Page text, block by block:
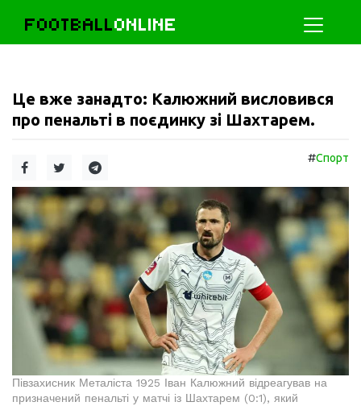
FOOTBALLONLINE
Це вже занадто: Калюжний висловився
про пенальті в поєдинку зі Шахтарем.
#Спорт
Півзахисник Металіста 1925 Іван Калюжний відреагував на
призначений пенальті у матчі із Шахтарем (0:1), який